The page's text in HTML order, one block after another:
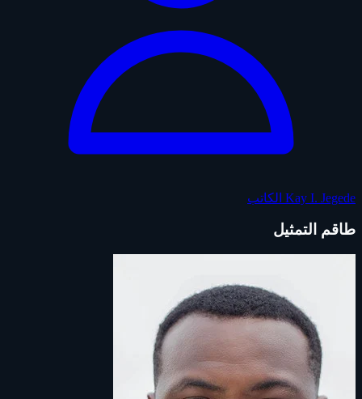
Kay I. Jegede الكاتب
طاقم التمثيل